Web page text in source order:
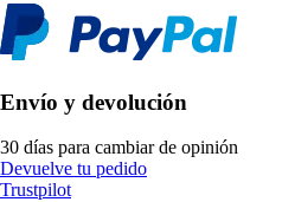
Envío y devolución
30 días para cambiar de opinión
Devuelve tu pedido
Trustpilot